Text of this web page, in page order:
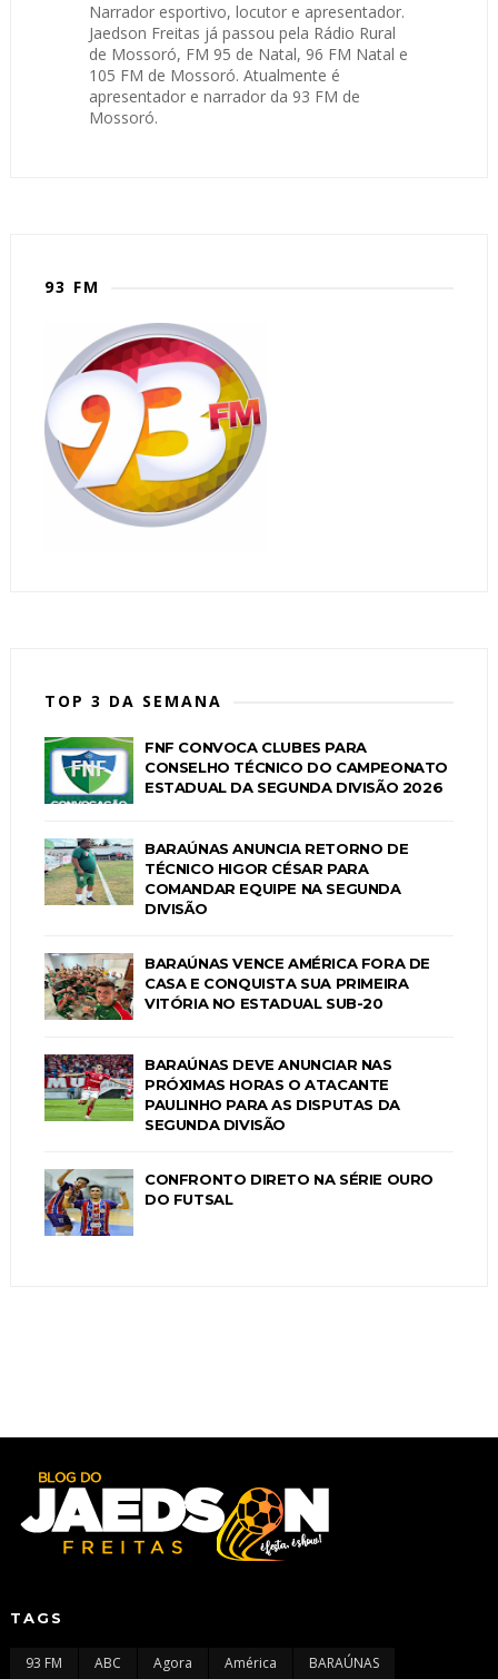
Narrador esportivo, locutor e apresentador.
Jaedson Freitas já passou pela Rádio Rural
de Mossoró, FM 95 de Natal, 96 FM Natal e
105 FM de Mossoró. Atualmente é
apresentador e narrador da 93 FM de
Mossoró.
93 FM
TOP 3 DA SEMANA
FNF CONVOCA CLUBES PARA
CONSELHO TÉCNICO DO CAMPEONATO
ESTADUAL DA SEGUNDA DIVISÃO 2026
BARAÚNAS ANUNCIA RETORNO DE
TÉCNICO HIGOR CÉSAR PARA
COMANDAR EQUIPE NA SEGUNDA
DIVISÃO
BARAÚNAS VENCE AMÉRICA FORA DE
CASA E CONQUISTA SUA PRIMEIRA
VITÓRIA NO ESTADUAL SUB-20
BARAÚNAS DEVE ANUNCIAR NAS
PRÓXIMAS HORAS O ATACANTE
PAULINHO PARA AS DISPUTAS DA
SEGUNDA DIVISÃO
CONFRONTO DIRETO NA SÉRIE OURO
DO FUTSAL
TAGS
93 FM ABC Agora América BARAÚNAS